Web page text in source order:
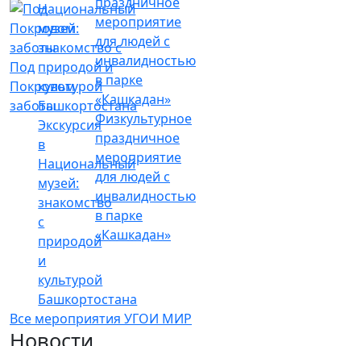
Под
Покровом
заботы
Экскурсия
в
Национальный
музей:
знакомство
с
природой
и
культурой
Башкортостана
Физкультурное
праздничное
мероприятие
для людей с
инвалидностью
в парке
«Кашкадан»
Все мероприятия УГОИ МИР
Новости